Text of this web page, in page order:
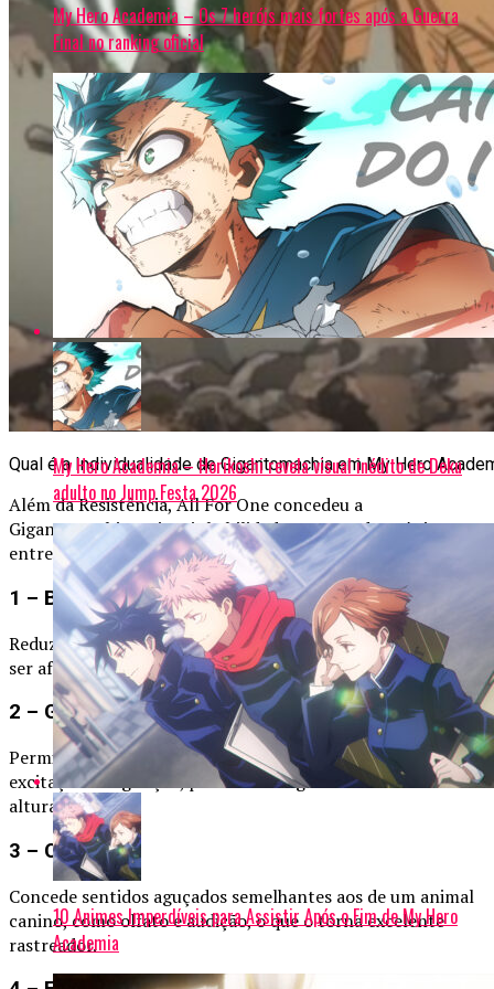
Qual é a Individualidade de Gigantomachia em My Hero
Além da Resistência, All For One concedeu a
Gigantomachia mais seis habilidades, tornando-o único
entre os vilões da série.
1 – Bloqueador de Dor
Reduz sua percepção de ferimentos, permitindo lutar sem
ser afetado por danos graves.
2 – Gigantificação
Permite aumentar seu tamanho proporcionalmente à sua
excitação ou agitação, podendo atingir até 25 metros de
altura.
3 – Cão
Concede sentidos aguçados semelhantes aos de um animal
canino, como olfato e audição, o que o torna excelente
rastreador.
My Hero Academia – Os 7 heróis mais fortes após a Guerra
Final no ranking oficial
My Hero Academia – Horikoshi revela visual inédito de Deku
adulto no Jump Festa 2026
10 Animes Imperdíveis para Assistir Após o Fim de My Hero
Academia